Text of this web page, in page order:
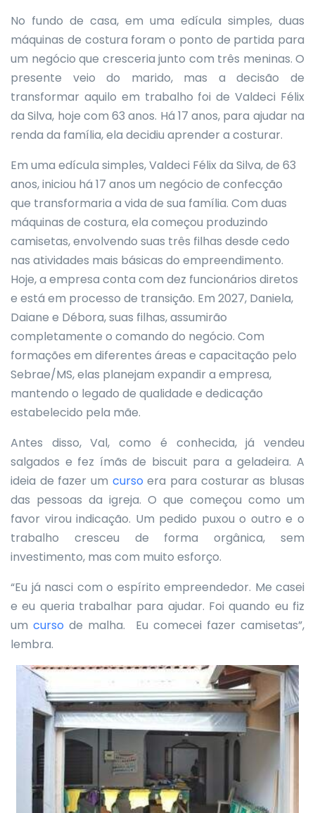
No fundo de casa, em uma edícula simples, duas
máquinas de costura foram o ponto de partida para
um negócio que cresceria junto com três meninas. O
presente veio do marido, mas a decisão de
transformar aquilo em trabalho foi de Valdeci Félix
da Silva, hoje com 63 anos. Há 17 anos, para ajudar na
renda da família, ela decidiu aprender a costurar.
Em uma edícula simples, Valdeci Félix da Silva, de 63
anos, iniciou há 17 anos um negócio de confecção
que transformaria a vida de sua família. Com duas
máquinas de costura, ela começou produzindo
camisetas, envolvendo suas três filhas desde cedo
nas atividades mais básicas do empreendimento.
Hoje, a empresa conta com dez funcionários diretos
e está em processo de transição. Em 2027, Daniela,
Daiane e Débora, suas filhas, assumirão
completamente o comando do negócio. Com
formações em diferentes áreas e capacitação pelo
Sebrae/MS, elas planejam expandir a empresa,
mantendo o legado de qualidade e dedicação
estabelecido pela mãe.
Antes disso, Val, como é conhecida, já vendeu
salgados e fez ímãs de biscuit para a geladeira. A
ideia de fazer um curso era para costurar as blusas
das pessoas da igreja. O que começou como um
favor virou indicação. Um pedido puxou o outro e o
trabalho cresceu de forma orgânica, sem
investimento, mas com muito esforço.
“Eu já nasci com o espírito empreendedor. Me casei
e eu queria trabalhar para ajudar. Foi quando eu fiz
umcurso de malha. Eu comecei fazer camisetas”,
lembra.